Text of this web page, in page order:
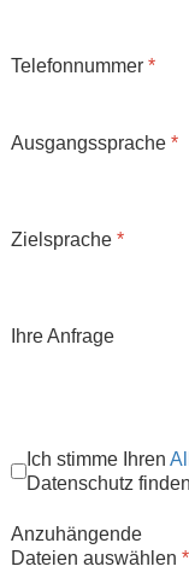
Telefonnummer *
Ausgangssprache *
Zielsprache *
Ihre Anfrage
Ich stimme Ihren
Datenschutz
Anzuhängende
Dateien auswählen *